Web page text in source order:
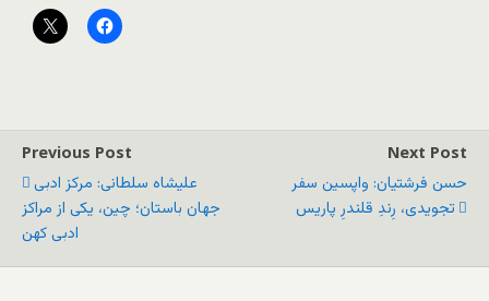
Previous Post
علیشاه سلطانی: مرکز ادبی
جهان باستان؛ چین، یکی از مراکز
ادبی کهن
Next Post
حسن فرشتیان: واپسین سفر
تجویدی، رِندِ قلندرِ پاریس